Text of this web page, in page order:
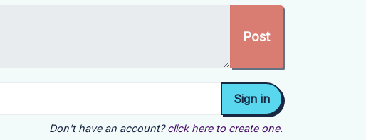
Don't have an account? click here to create one.